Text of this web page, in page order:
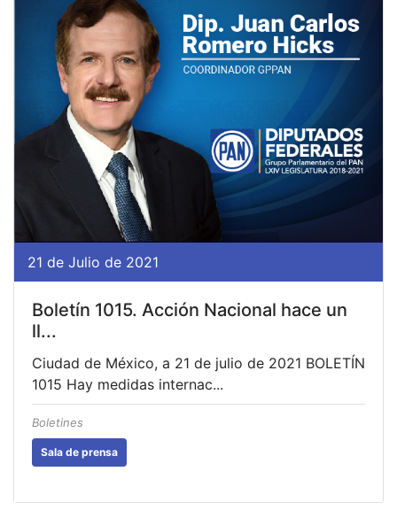
21 de Julio de 2021
Boletín 1015. Acción Nacional hace un
ll...
Ciudad de México, a 21 de julio de 2021 BOLETÍN
1015 Hay medidas internac...
Boletines
Sala de prensa